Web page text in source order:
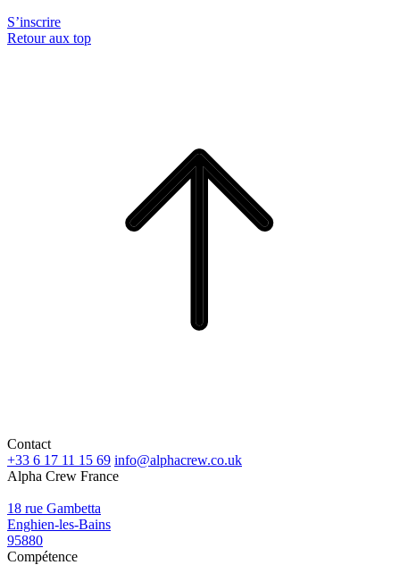
S’inscrire
Retour aux top
Contact
+33 6 17 11 15 69 info@alphacrew.co.uk
Alpha Crew France
18 rue Gambetta
Enghien-les-Bains
95880
Compétence